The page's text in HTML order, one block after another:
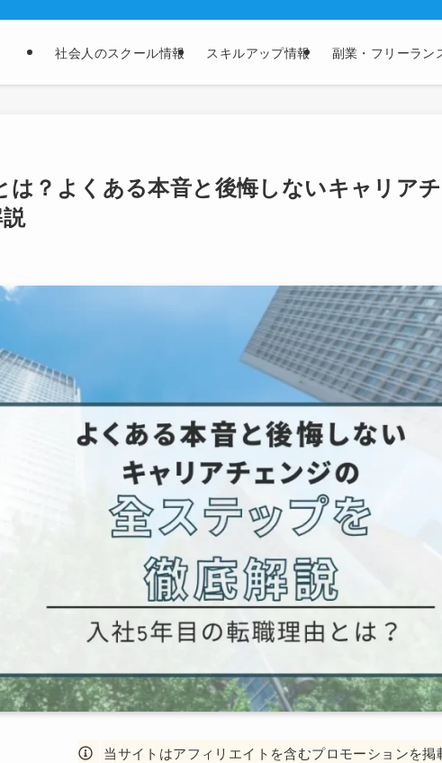
社会人のスクール情報 スキルアップ情報 副業・フリーラン
は？よくある本音と後悔しないキャリア
当サイトはアフィリエイトを含むプロモーションを掲